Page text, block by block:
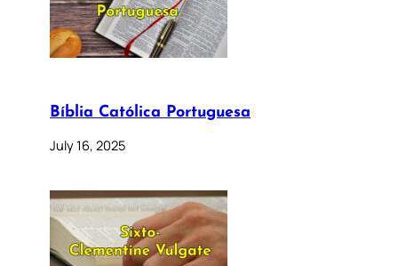
Bíblia Católica Portuguesa
July 16, 2025